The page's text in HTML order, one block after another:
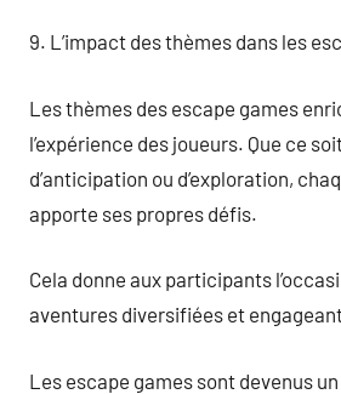
9. L’impact des thèmes dans les
Les thèmes des escape games
l’expérience des joueurs. Que ce
d’anticipation ou d’exploration,
apporte ses propres défis.
Cela donne aux participants
aventures diversifiées et
Les escape games sont devenus